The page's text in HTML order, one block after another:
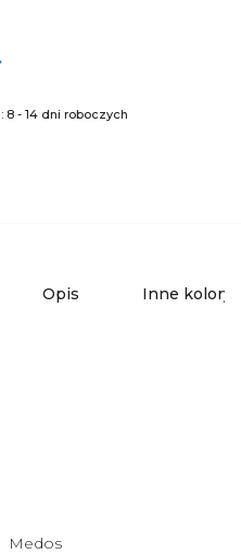
- 14 dni roboczych
Opis Inne kolory
Medos